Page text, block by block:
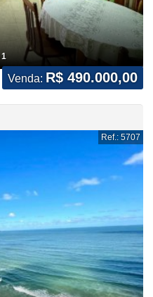
1
Venda: R$ 490.000,00
Ref.: 5707